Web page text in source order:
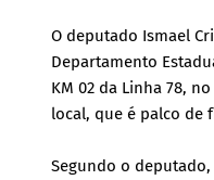
O deputado Ismael
Departamento
KM 02 da Linha 78,
local, que é palco de
Segundo o